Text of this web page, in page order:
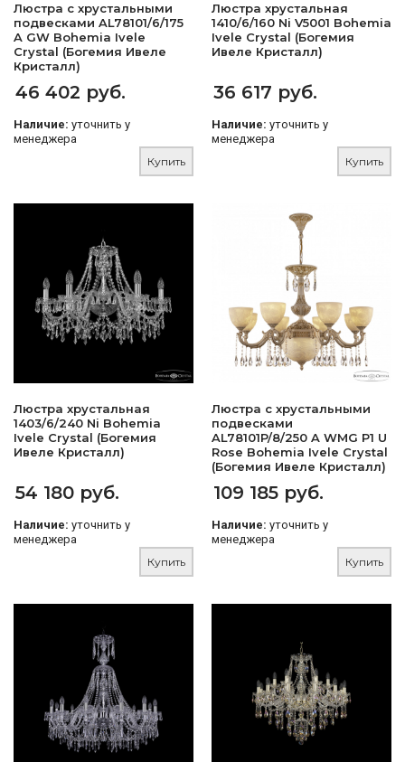
Люстра с хрустальными
подвесками AL78101/6/175
A GW Bohemia Ivele
Crystal (Богемия Ивеле
Кристалл)
46 402 руб.
Наличие: уточнить у
менеджера
Купить
Люстра хрустальная
1410/6/160 Ni V5001 Bohemia
Ivele Crystal (Богемия
Ивеле Кристалл)
36 617 руб.
Наличие: уточнить у
менеджера
Купить
Люстра хрустальная
1403/6/240 Ni Bohemia
Ivele Crystal (Богемия
Ивеле Кристалл)
54 180 руб.
Наличие: уточнить у
менеджера
Купить
Люстра с хрустальными
подвесками
AL78101P/8/250 A WMG P1 U
Rose Bohemia Ivele Crystal
(Богемия Ивеле Кристалл)
109 185 руб.
Наличие: уточнить у
менеджера
Купить